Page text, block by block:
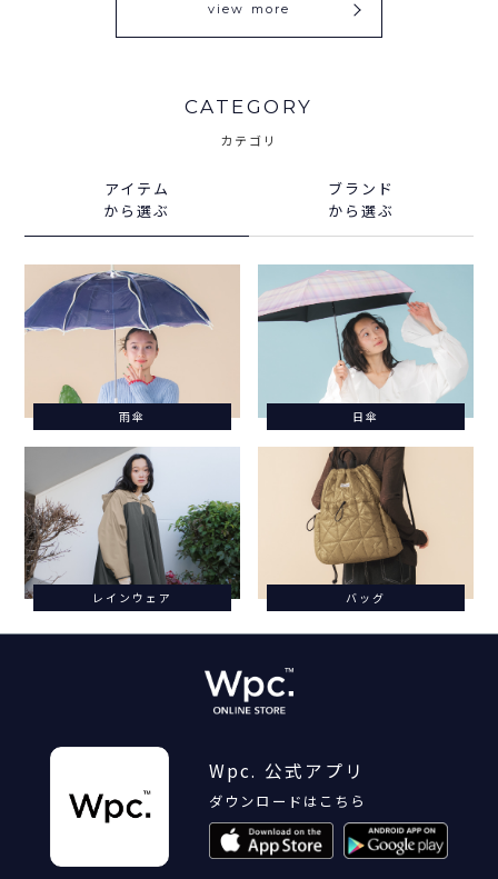
view more
CATEGORY
カテゴリ
アイテム
から選ぶ
ブランド
から選ぶ
雨傘 日傘
レインウェア バッグ
Wpc. 公式アプリ
ダウンロードはこちら